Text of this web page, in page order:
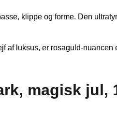
klippe og forme. Den
af luksus, er rosaguld-nuancen
magisk jul,